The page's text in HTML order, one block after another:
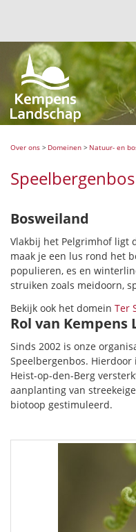
Over ons > Domeinen > Natuur- en
Speelbergenbos
Bosweiland
Vlakbij het Pelgrimhof ligt
maak je een lus rond het
populieren, es en
struiken zoals meidoorn,
Bekijk ook het domein Ter
Rol van Kempens
Sinds 2002 is onze
Speelbergenbos.
Heist-op-den-Berg
aanplanting van
biotoop gestimuleerd.